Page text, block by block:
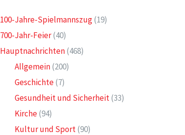
100-Jahre-Spielmannszug(19)
700-Jahr-Feier(40)
Hauptnachrichten(468)
Allgemein(200)
Geschichte(7)
Gesundheit und Sicherheit(33)
Kirche(94)
Kultur und Sport(90)